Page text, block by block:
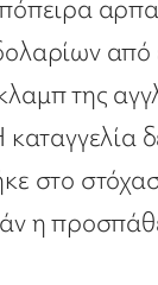
από
της
στο
η